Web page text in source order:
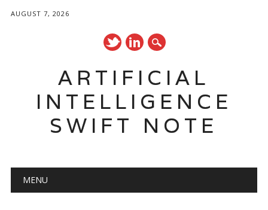
AUGUST 7, 2026
ARTIFICIAL
INTELLIGENCE
SWIFT NOTE
Main menu
MENU